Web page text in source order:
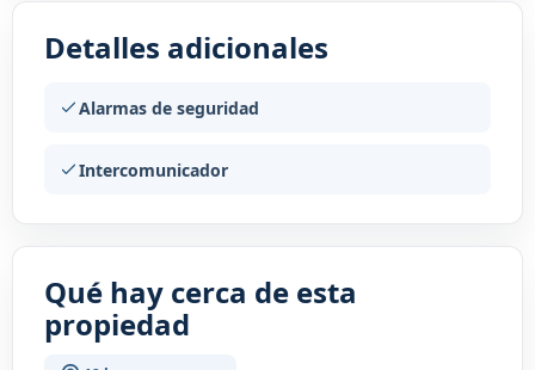
Detalles adicionales
Alarmas de seguridad
Intercomunicador
Qué hay cerca de esta
propiedad